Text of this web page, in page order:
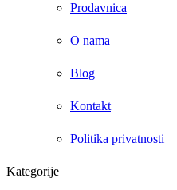
Prodavnica
O nama
Blog
Kontakt
Politika privatnosti
Kategorije